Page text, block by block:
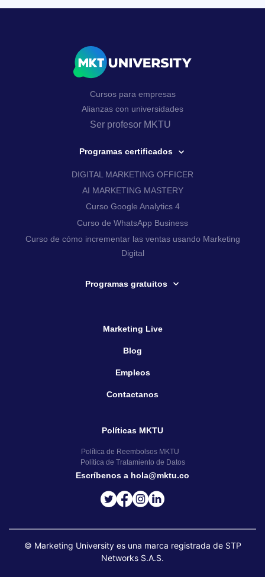
Cursos para empresas
Alianzas con universidades
Ser profesor MKTU
Programas certificados
DIGITAL MARKETING OFFICER
AI MARKETING MASTERY
Curso Google Analytics 4
Curso de WhatsApp Business
Curso de cómo incrementar las ventas usando Marketing
Digital
Programas gratuitos
Marketing Live
Blog
Empleos
Contactanos
Políticas MKTU
Política de Reembolsos MKTU
Política de Tratamiento de Datos
Escríbenos a hola@mktu.co
© Marketing University es una marca registrada de STP
Networks S.A.S.